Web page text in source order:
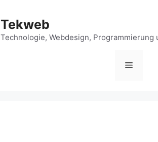
Tekweb
Technologie, Webdesign, Programmierung
Menü